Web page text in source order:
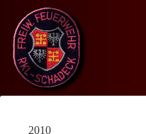
Inhalt
springen
2010